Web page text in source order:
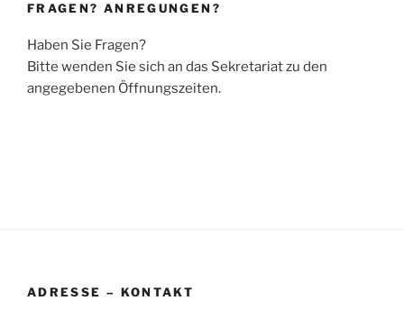
FRAGEN? ANREGUNGEN?
Haben Sie Fragen?
Bitte wenden Sie sich an das Sekretariat zu den
angegebenen Öffnungszeiten.
ADRESSE – KONTAKT